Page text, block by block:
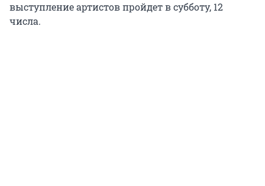
выступление артистов пройдет в субботу, 12
числа.